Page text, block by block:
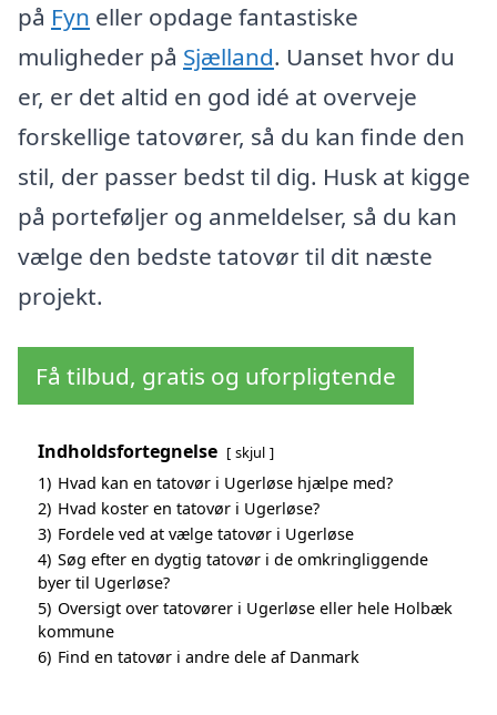
på Fyn eller opdage fantastiske
muligheder på Sjælland. Uanset hvor du
er, er det altid en god idé at overveje
forskellige tatovører, så du kan finde den
stil, der passer bedst til dig. Husk at kigge
på porteføljer og anmeldelser, så du kan
vælge den bedste tatovør til dit næste
projekt.
Få tilbud, gratis og uforpligtende
Indholdsfortegnelse skjul
1) Hvad kan en tatovør i Ugerløse hjælpe med?
2) Hvad koster en tatovør i Ugerløse?
3) Fordele ved at vælge tatovør i Ugerløse
4) Søg efter en dygtig tatovør i de omkringliggende
byer til Ugerløse?
5) Oversigt over tatovører i Ugerløse eller hele Holbæk
kommune
6) Find en tatovør i andre dele af Danmark